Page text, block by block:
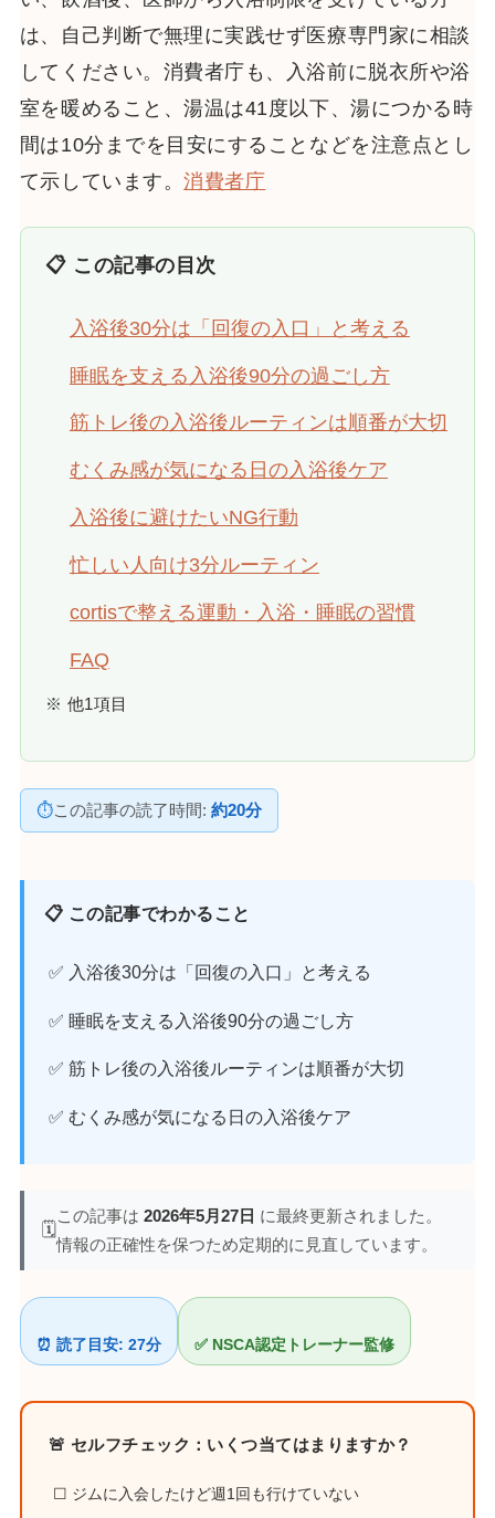
は、自己判断で無理に実践せず医療専門家に相談
してください。消費者庁も、入浴前に脱衣所や浴
室を暖めること、湯温は41度以下、湯につかる時
間は10分までを目安にすることなどを注意点とし
て示しています。消費者庁
📋 この記事の目次
入浴後30分は「回復の入口」と考える
睡眠を支える入浴後90分の過ごし方
筋トレ後の入浴後ルーティンは順番が大切
むくみ感が気になる日の入浴後ケア
入浴後に避けたいNG行動
忙しい人向け3分ルーティン
cortisで整える運動・入浴・睡眠の習慣
FAQ
※ 他1項目
⏱この記事の読了時間: 約20分
📋 この記事でわかること
✅ 入浴後30分は「回復の入口」と考える
✅ 睡眠を支える入浴後90分の過ごし方
✅ 筋トレ後の入浴後ルーティンは順番が大切
✅ むくみ感が気になる日の入浴後ケア
🗓️
この記事は 2026年5月27日 に最終更新されました。
情報の正確性を保つため定期的に見直しています。
⏰ 読了目安: 27分 ✅ NSCA認定トレーナー監修
🚨 セルフチェック：いくつ当てはまりますか？
☐ ジムに入会したけど週1回も行けていない